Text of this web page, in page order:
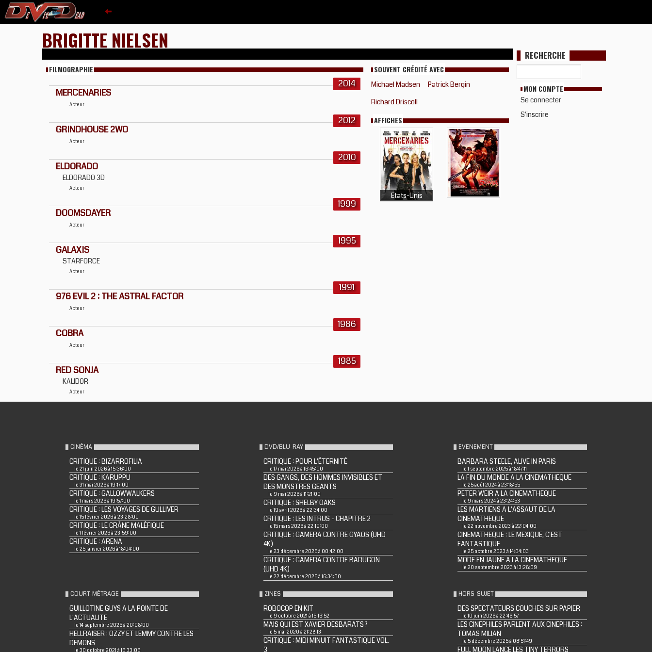
BRIGITTE NIELSEN
FILMOGRAPHIE
2014
MERCENARIES
Acteur
2012
GRINDHOUSE 2WO
Acteur
2010
ELDORADO
ELDORADO 3D
Acteur
1999
DOOMSDAYER
Acteur
1995
GALAXIS
STARFORCE
Acteur
1991
976 EVIL 2 : THE ASTRAL FACTOR
Acteur
1986
COBRA
Acteur
1985
RED SONJA
KALIDOR
Acteur
SOUVENT CRÉDITÉ AVEC
Michael Madsen
Patrick Bergin
Richard Driscoll
AFFICHES
Etats-Unis
RECHERCHE
MON COMPTE
Se connecter
S'inscrire
CINÉMA
CRITIQUE : BIZARROFILIA
le 21 juin 2026 à 15:36:00
CRITIQUE : KARUPPU
le 31 mai 2026 à 19:17:00
CRITIQUE : GALLOWWALKERS
le 1 mars 2026 à 19:57:00
CRITIQUE : LES VOYAGES DE GULLIVER
le 15 février 2026 à 23:28:00
CRITIQUE : LE CRÂNE MALÉFIQUE
le 1 février 2026 à 23:59:00
CRITIQUE : ARENA
le 25 janvier 2026 à 18:04:00
DVD/BLU-RAY
CRITIQUE : POUR L'ÉTERNITÉ
le 17 mai 2026 à 16:45:00
DES GANGS, DES HOMMES INVISIBLES ET
DES MONSTRES GEANTS
le 9 mai 2026 à 11:21:00
CRITIQUE : SHELBY OAKS
le 19 avril 2026 à 22:34:00
CRITIQUE : LES INTRUS - CHAPITRE 2
le 15 mars 2026 à 22:19:00
CRITIQUE : GAMERA CONTRE GYAOS (UHD
4K)
le 23 décembre 2025 à 00:42:00
CRITIQUE : GAMERA CONTRE BARUGON
(UHD 4K)
le 22 décembre 2025 à 16:34:00
EVENEMENT
BARBARA STEELE, ALIVE IN PARIS
le 1 septembre 2025 à 18:47:11
LA FIN DU MONDE A LA CINEMATHEQUE
le 25 août 2024 à 23:18:55
PETER WEIR A LA CINEMATHEQUE
le 9 mars 2024 à 23:24:53
LES MARTIENS A L'ASSAUT DE LA
CINEMATHEQUE
le 22 novembre 2023 à 22:04:00
CINEMATHEQUE : LE MEXIQUE, C'EST
FANTASTIQUE
le 25 octobre 2023 à 14:04:03
MODE EN JAUNE A LA CINEMATHEQUE
le 20 septembre 2023 à 13:28:09
COURT-MÉTRAGE
GUILLOTINE GUYS A LA POINTE DE
L'ACTUALITE
le 14 septembre 2025 à 20:08:00
HELLRAISER : OZZY ET LEMMY CONTRE LES
DEMONS
le 30 octobre 2021 à 16:33:06
ZINES
ROBOCOP EN KIT
le 9 octobre 2021 à 15:16:52
MAIS QUI EST XAVIER DESBARATS ?
le 5 mai 2020 à 21:28:13
CRITIQUE : MIDI MINUIT FANTASTIQUE VOL.
3
HORS-SUJET
DES SPECTATEURS COUCHES SUR PAPIER
le 10 juin 2026 à 22:46:57
LES CINEPHILES PARLENT AUX CINEPHILES :
TOMAS MILIAN
le 5 décembre 2025 à 08:51:49
FULL MOON LANCE LES TINY TERRORS